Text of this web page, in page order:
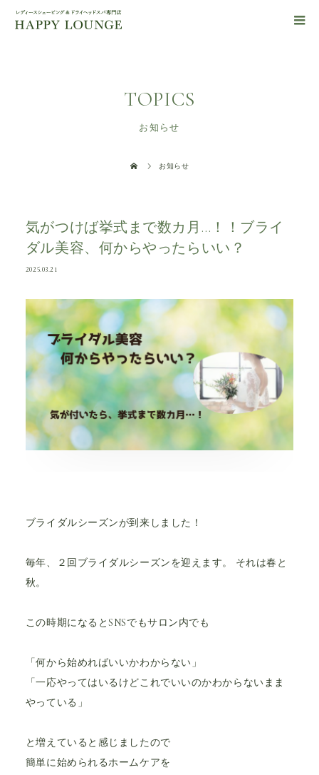
TOPICS
お知らせ
お知らせ
気がつけば挙式まで数カ月…！！ブライ
ダル美容、何からやったらいい？
2025.03.21
ブライダルシーズンが到来しました！
毎年、２回ブライダルシーズンを迎えます。 それは春と
秋。
この時期になるとSNSでもサロン内でも
「何から始めればいいかわからない」
「一応やってはいるけどこれでいいのかわからないまま
やっている」
と増えていると感じましたので
簡単に始められるホームケアを